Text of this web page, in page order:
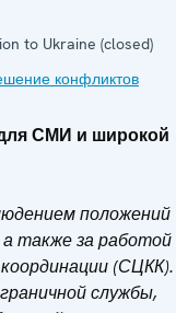
to Ukraine (closed)
конфликтов
СМИ и широкой
положений
также за работой
(СЦКК).
службы,